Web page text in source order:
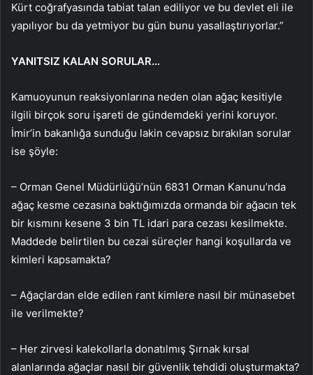
Kürt coğrafyasında tabiat talan ediliyor ve bu devlet eli ile
yapılıyor bu da yetmiyor bu gün bunu yasallaştırıyorlar.”
YANITSIZ KALAN SORULAR…
Kamuoyunun reaksiyonlarına neden olan ağaç kesitiyle
ilgili birçok soru işareti de gündemdeki yerini koruyor.
İmir’in bakanlığa sunduğu lakin cevapsız bırakılan sorular
ise şöyle:
– Orman Genel Müdürlüğü’nün 6831 Orman Kanunu’nda
ağaç kesme cezasına baktığımızda ormanda bir ağacın tek
bir kısmını kesene 3 bin TL idari para cezası kesilmekte.
Maddede belirtilen bu cezai süreçler hangi koşullarda ve
kimleri kapsamakta?
– Ağaçlardan elde edilen rant kimlere nasıl bir münasebet
ile verilmekte?
– Her zirvesi kalekollarla donatılmış Şırnak kırsal
alanlarında ağaçlar nasıl bir güvenlik tehdidi oluşturmakta?